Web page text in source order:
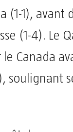
(1-1), avant
(1-4). Le
Canada
soulignant